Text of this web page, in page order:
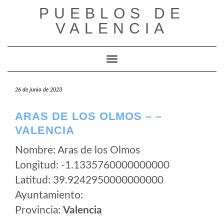
PUEBLOS DE
VALENCIA
Cambiar modo de navegación
26 de junio de 2023
ARAS DE LOS OLMOS – –
VALENCIA
Nombre: Aras de los Olmos
Longitud: -1.1335760000000000
Latitud: 39.9242950000000000
Ayuntamiento:
Provincia: Valencia